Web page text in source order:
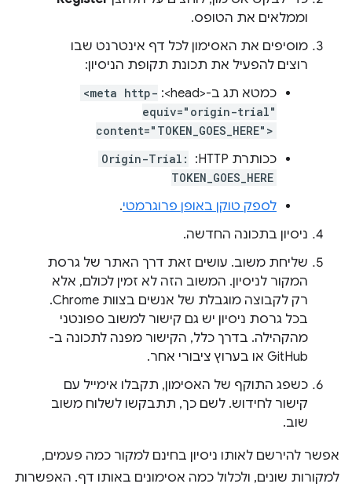
וממלאים את הטופס.
מוסיפים את האסימון לכל דף אינטרנט שבו
רוצים להפעיל את תכונת תקופת הניסיון:
כמטא תג ב-<head>:
<meta http-
equiv="origin-trial"
content="TOKEN_GOES_HERE">
ככותרת HTTP: ‏
Origin-Trial:
TOKEN_GOES_HERE
לספק טוקן באופן פרוגרמטי.
ניסיון בתכונה החדשה.
שליחת משוב. עושים זאת דרך האתר של גרסת
המקור לניסיון. המשוב הזה לא זמין לכולם, אלא
רק לקבוצה מוגבלת של אנשים בצוות Chrome.
בכל גרסת ניסיון יש גם קישור למשוב ספונטני
מהקהילה. בדרך כלל, הקישור מפנה לתכונה ב-
GitHub או בערוץ ציבורי אחר.
כשפג התוקף של האסימון, תקבלו אימייל עם
קישור לחידוש. לשם כך, תתבקשו לשלוח משוב
שוב.
אפשר להירשם לאותו ניסיון בחינם למקור כמה פעמים,
למקורות שונים, ולכלול כמה אסימונים באותו דף. האפשרות